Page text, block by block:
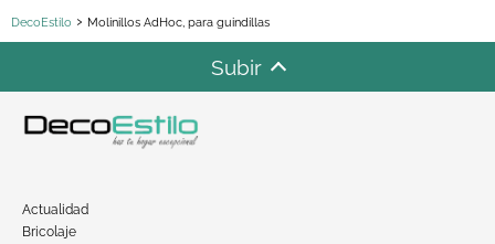
DecoEstilo Molinillos AdHoc, para guindillas
Subir
Actualidad
Bricolaje